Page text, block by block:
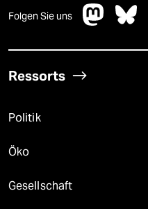
Folgen Sie uns
Ressorts
Politik
Öko
Gesellschaft